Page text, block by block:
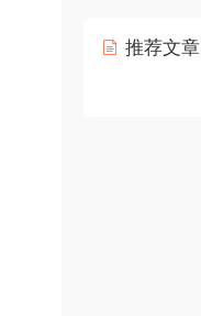
推荐文章